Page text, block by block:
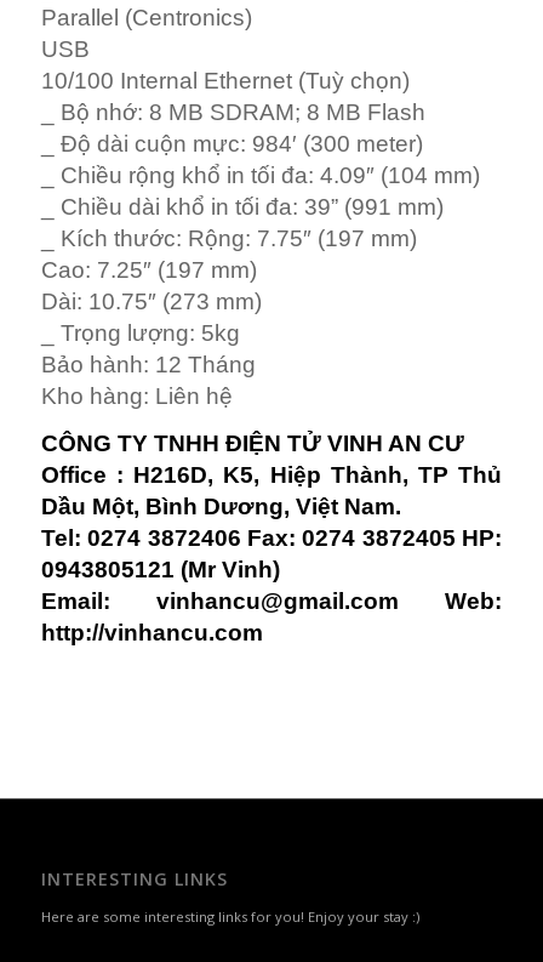
Parallel (Centronics)
USB
10/100 Internal Ethernet (Tuỳ chọn)
_ Bộ nhớ: 8 MB SDRAM; 8 MB Flash
_ Độ dài cuộn mực: 984′ (300 meter)
_ Chiều rộng khổ in tối đa: 4.09″ (104 mm)
_ Chiều dài khổ in tối đa: 39” (991 mm)
_ Kích thước: Rộng: 7.75″ (197 mm)
Cao: 7.25″ (197 mm)
Dài: 10.75″ (273 mm)
_ Trọng lượng: 5kg
Bảo hành: 12 Tháng
Kho hàng: Liên hệ
CÔNG TY TNHH ĐIỆN TỬ VINH AN CƯ
Office : H216D, K5, Hiệp Thành, TP Thủ
Dầu Một, Bình Dương, Việt Nam.
Tel: 0274 3872406 Fax: 0274 3872405 HP:
0943805121 (Mr Vinh)
Email: vinhancu@gmail.com Web:
http://vinhancu.com
INTERESTING LINKS
Here are some interesting links for you! Enjoy your stay :)